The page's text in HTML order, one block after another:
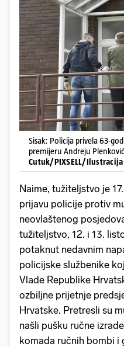
Sisak: Policija privela 63-
premijeru Andreju
Cutuk/PIXSELL/Ilustracija
Naime, tužiteljstvo je
prijavu policije protiv
neovlaštenog
tužiteljstvo, 12. i 13.
potaknut nedavnim
policijske službenike
Vlade Republike
ozbiljne prijetnje
Hrvatske. Pretresli su
našli pušku ručne
komada ručnih bombi i